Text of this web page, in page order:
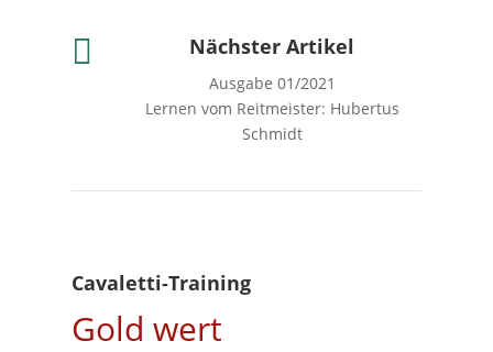
 Nächster Artikel
Ausgabe 01/2021
Lernen vom Reitmeister: Hubertus
Schmidt
Cavaletti-Training
Gold wert